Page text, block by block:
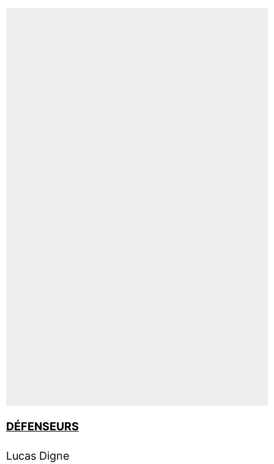
DÉFENSEURS
Lucas Digne